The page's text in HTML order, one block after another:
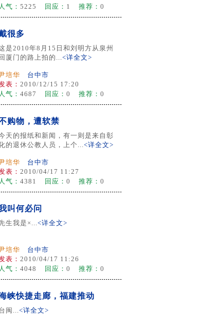
人气： 5225 回应： 1 推荐： 0
很多
是2010年8月15日和刘明方从泉州
回厦门的路上拍的...<详全文>
培华
台中市
表： 2010/12/15 17:20
人气： 4687 回应： 0 推荐： 0
购物，遭软禁
天的报纸和新闻，有一则是来自彰
的退休公教人员，上个...<详全文>
培华
台中市
表： 2010/04/17 11:27
人气： 4381 回应： 0 推荐： 0
叫何必问
生我是×...<详全文>
培华
台中市
表： 2010/04/17 11:26
人气： 4048 回应： 0 推荐： 0
峡快捷走廊，福建推动
闽...<详全文>